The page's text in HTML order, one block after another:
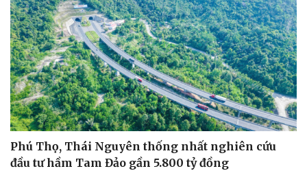
Phú Thọ, Thái Nguyên thống nhất nghiên cứu
đầu tư hầm Tam Đảo gần 5.800 tỷ đồng